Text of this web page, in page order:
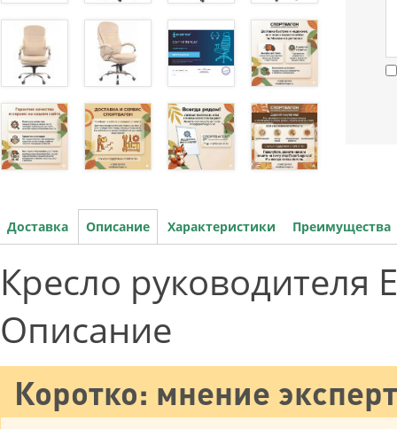
Доставка Описание Характеристики Преимущества
Кресло руководителя
Описание
Коротко: мнение